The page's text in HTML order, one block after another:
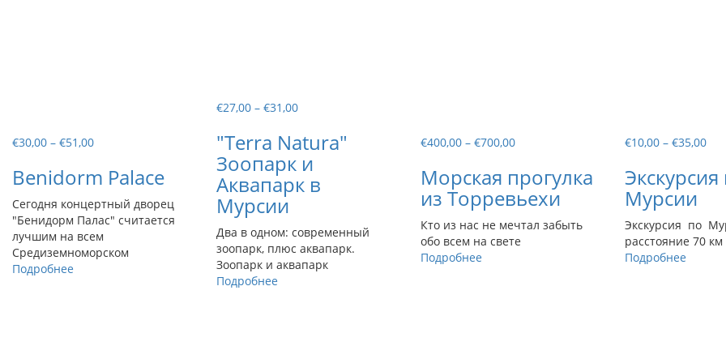
€30,00 – €51,00Диапазон
€30,00
–
€51,00
Benidorm Palace
Сегодня концертный дворец
"Бенидорм Палас" считается
лучшим на всем
Средиземноморском
Подробнее
€27,00 – €31,00Диапазон
€27,00
–
€31,00
"Terra Natura"
Зоопарк и
Аквапарк в
Мурсии
Два в одном: современный
зоопарк, плюс аквапарк.
Зоопарк и аквапарк
Подробнее
€400,00 – €700,00Диапазон
€400,00
–
€700,00
Морская прогулка
из Торревьехи
Кто из нас не мечтал забыть
обо всем на свете
Подробнее
€10,00 – €35,00
–
Экскурсия
Мурсии
Экскурсия по
расстояние 70
Подробнее